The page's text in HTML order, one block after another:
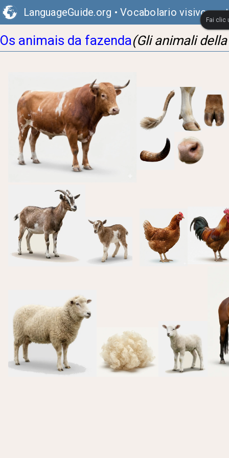
LanguageGuide.org • Vocabolario visivo
Os animais da fazenda(Gli animali
Fai clic